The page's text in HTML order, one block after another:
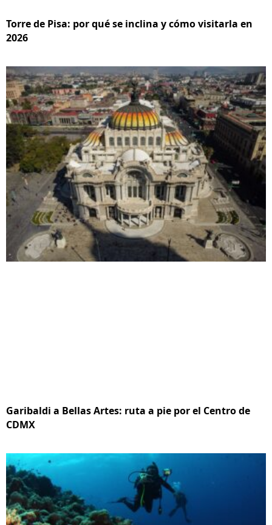
Torre de Pisa: por qué se inclina y cómo visitarla en
2026
Garibaldi a Bellas Artes: ruta a pie por el Centro de
CDMX